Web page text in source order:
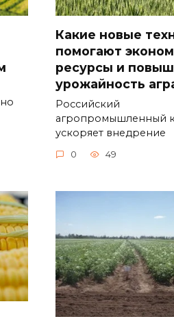
Какие новые
помогают
ресурсы и
урожайность
Российский
агропромышленный
ускоряет внедрение
0 49